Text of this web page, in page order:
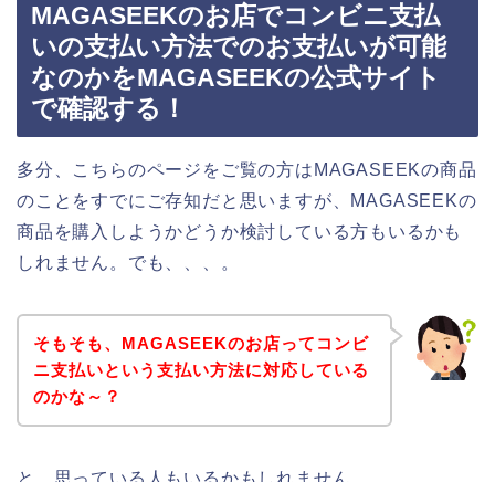
MAGASEEKのお店でコンビニ支払
いの支払い方法でのお支払いが可能
なのかをMAGASEEKの公式サイト
で確認する！
多分、こちらのページをご覧の方はMAGASEEKの商品
のことをすでにご存知だと思いますが、MAGASEEKの
商品を購入しようかどうか検討している方もいるかも
しれません。でも、、、。
そもそも、MAGASEEKのお店ってコンビ
ニ支払いという支払い方法に対応している
のかな～？
と、思っている人もいるかもしれません。